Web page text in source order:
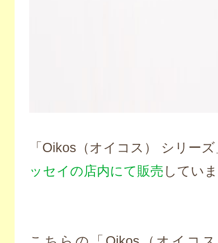
「Oikos（オイコス） シリー
ッセイの店内にて販売 してい